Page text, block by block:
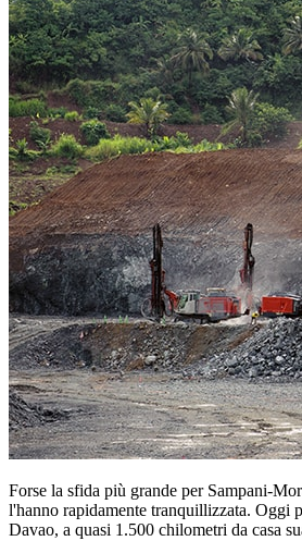
Forse la sfida più grande per Sampani-
l'hanno rapidamente tranquillizzata. Oggi
Davao, a quasi 1.500 chilometri da casa